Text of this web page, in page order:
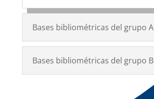
Bases bibliométricas del grupo A
Bases bibliométricas del grupo B